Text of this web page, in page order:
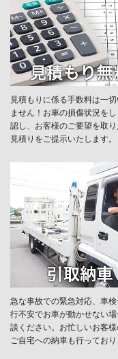
見積もりに係る手数料は一
ません！お車の損傷状況を
認し、お客様のご要望を取
見積りをご提示いたします。
急な事故での緊急対応、車
行不安でお車が動かせない
談ください。お忙しいお客様
ご自宅への納車も行っており